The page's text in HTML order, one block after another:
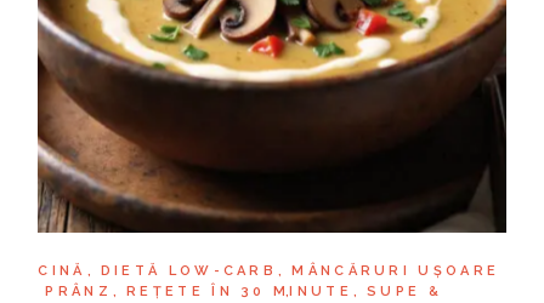
CINĂ DIETĂ LOW-CARB
MÂNCĂRURI UȘOARE
PRÂNZ
REȚETE ÎN 30 MINUTE
SUPE &